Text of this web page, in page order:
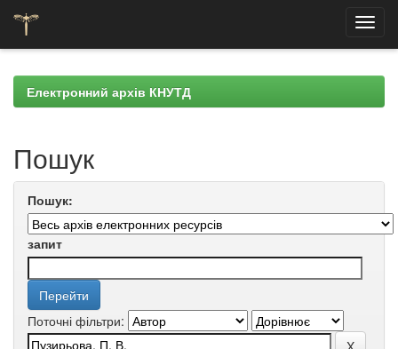
navigationЕлектронний архів КНУТД
Пошук
Пошук:
запит
Поточні фільтри: